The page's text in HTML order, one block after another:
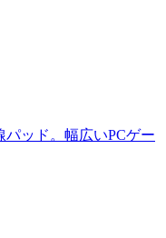
ッド。幅広いPCゲー